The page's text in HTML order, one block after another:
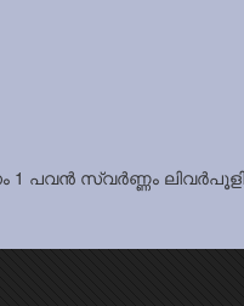
1 പവൻ സ്വർണ്ണം